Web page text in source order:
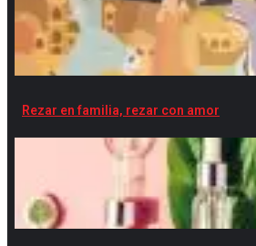
Rezar en familia, rezar con amor